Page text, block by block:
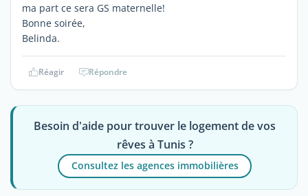
ma part ce sera GS maternelle!
Bonne soirée,
Belinda.
Réagir Répondre
Besoin d'aide pour trouver le logement de vos
rêves à Tunis ?
Consultez les agences immobilières